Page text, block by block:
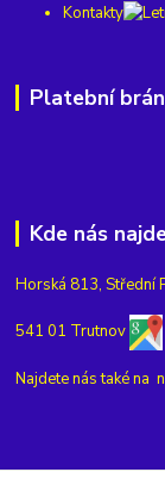
Kontakty
Platební
Kde nás
Horská 813, Střední
541 01 Trutnov
Najdete nás také na